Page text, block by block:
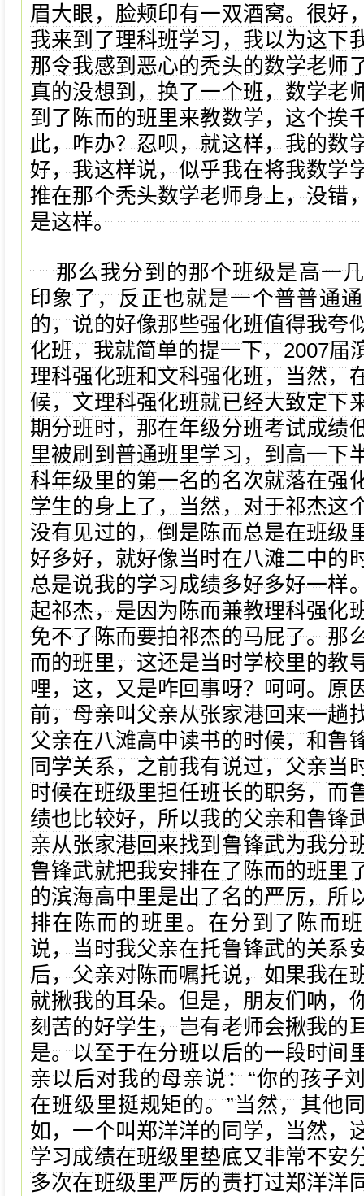
眉大眼，脸颊印有一双酒窝。很好
我来到了理科班学习，我以为这下
那令我感到恶心的秃头的数学老师
真的没想到，换了一个班，数学老
到了陈而的班里来教数学，这个挨
此，咋办？忍呗，就这样，我的数
好，我这样说，似乎我在将我数学
推在那个秃头数学老师身上，没错
是这样。
那么我分到的那个班级是高一
印象了，反正也就是一个普普通
的，说的好像那些强化班值得我夸
化班，我就简单的提一下，2007届
理科强化班和文科强化班，当然，
候，文理科强化班就已经大致定下
期分班时，那在年级分班考试成绩
里被刷到普通班里学习，到高一下
科年级里的第一名的名次就落在强
学生的身上了，当然，对于祁杰这
没有见过的，倒是陈而总是在班级
好多好，就好像当时在八滩二中的
总是说我的学习成绩多好多好一样
起祁杰，是因为陈而兼教理科强化
免不了陈而要拍祁杰的马屁了。那
而的班里，这还是当时学校里的教
哩，这，又是咋回事呀？呵呵。原
前，母亲叫父亲从张家港回来一趟
父亲在八滩高中读书的时候，和鲁
同学关系，之前我有说过，父亲当
时候在班级里担任班长的职务，而
绩也比较好，所以我的父亲和鲁锋
亲从张家港回来找到鲁锋武为我分
鲁锋武就把我安排在了陈而的班里
的滨海高中里是出了名的严厉，所
排在陈而的班里。在分到了陈而
说，当时我父亲在托鲁锋武的关系
后，父亲对陈而嘱托说，如果我在
就揪我的耳朵。但是，朋友们呐，
刻苦的好学生，岂有老师会揪我的
是。以至于在分班以后的一段时间
亲以后对我的母亲说：“你的孩子
在班级里挺规矩的。”当然，其他
如，一个叫郑洋洋的同学，当然，
学习成绩在班级里垫底又非常不安
多次在班级里严厉的责打过郑洋洋